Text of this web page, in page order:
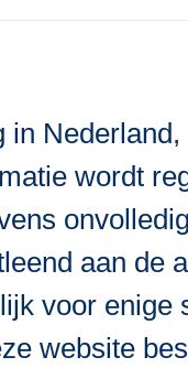
wordt
aan de
voor
website